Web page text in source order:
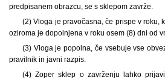
predpisanem obrazcu, se s sklepom zavrže.
(2) Vloga je pravočasna, če prispe v roku,
oziroma je dopolnjena v roku osem (8) dni od
(3) Vloga je popolna, če vsebuje vse
pravilnik in javni razpis.
(4) Zoper sklep o zavrženju lahko